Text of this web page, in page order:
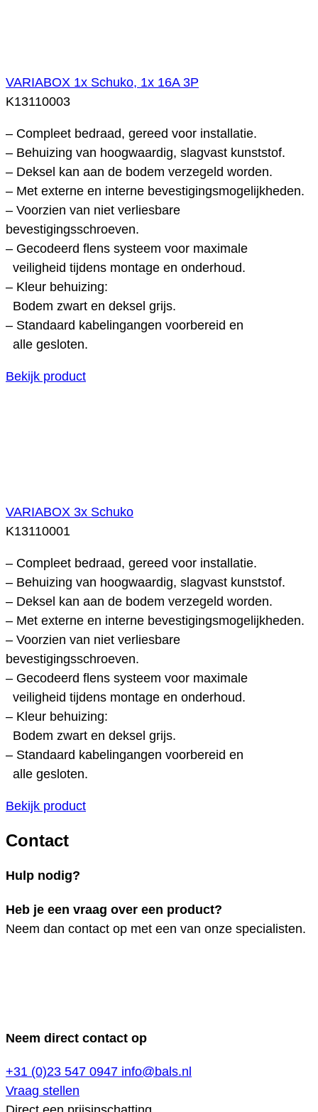
VARIABOX 1x Schuko, 1x 16A 3P
K13110003
– Compleet bedraad, gereed voor installatie.
– Behuizing van hoogwaardig, slagvast kunststof.
– Deksel kan aan de bodem verzegeld worden.
– Met externe en interne bevestigingsmogelijkheden.
– Voorzien van niet verliesbare
bevestigingsschroeven.
– Gecodeerd flens systeem voor maximale
veiligheid tijdens montage en onderhoud.
– Kleur behuizing:
Bodem zwart en deksel grijs.
– Standaard kabelingangen voorbereid en
alle gesloten.
Bekijk product
VARIABOX 3x Schuko
K13110001
– Compleet bedraad, gereed voor installatie.
– Behuizing van hoogwaardig, slagvast kunststof.
– Deksel kan aan de bodem verzegeld worden.
– Met externe en interne bevestigingsmogelijkheden.
– Voorzien van niet verliesbare
bevestigingsschroeven.
– Gecodeerd flens systeem voor maximale
veiligheid tijdens montage en onderhoud.
– Kleur behuizing:
Bodem zwart en deksel grijs.
– Standaard kabelingangen voorbereid en
alle gesloten.
Bekijk product
Contact
Hulp nodig?
Heb je een vraag over een product?
Neem dan contact op met een van onze specialisten.
Neem direct contact op
+31 (0)23 547 0947 info@bals.nl
Vraag stellen